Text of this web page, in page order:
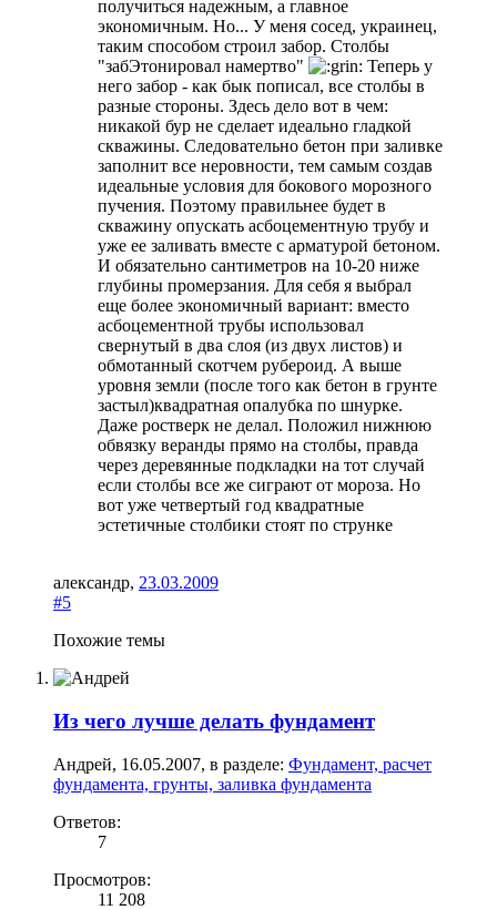
получиться надежным, а главное
экономичным. Но... У меня сосед, украинец,
таким способом строил забор. Столбы
"забЭтонировал намертво"
Теперь у
него забор - как бык пописал, все столбы в
разные стороны. Здесь дело вот в чем:
никакой бур не сделает идеально гладкой
скважины. Следовательно бетон при заливке
заполнит все неровности, тем самым создав
идеальные условия для бокового морозного
пучения. Поэтому правильнее будет в
скважину опускать асбоцементную трубу и
уже ее заливать вместе с арматурой бетоном.
И обязательно сантиметров на 10-20 ниже
глубины промерзания. Для себя я выбрал
еще более экономичный вариант: вместо
асбоцементной трубы использовал
свернутый в два слоя (из двух листов) и
обмотанный скотчем рубероид. А выше
уровня земли (после того как бетон в грунте
застыл)квадратная опалубка по шнурке.
Даже ростверк не делал. Положил нижнюю
обвязку веранды прямо на столбы, правда
через деревянные подкладки на тот случай
если столбы все же сиграют от мороза. Но
вот уже четвертый год квадратные
эстетичные столбики стоят по струнке
александр, 23.03.2009
#5
Похожие темы
Из чего лучше делать фундамент
Андрей, 16.05.2007, в разделе: Фундамент, расчет
фундамента, грунты, заливка фундамента
Ответов:
7
Просмотров:
11 208